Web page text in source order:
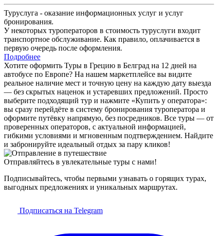
Туруслуга - оказание информационных услуг и услуг
бронирования.
У некоторых туроператоров в стоимость туруслуги входит
транспортное обслуживание. Как правило, оплачивается в
первую очередь после оформления.
Подробнее
Хотите оформить Туры в Грецию в Белград на 12 дней на
автобусе по Европе? На нашем маркетплейсе вы видите
реальное наличие мест и точную цену на каждую дату выезда
— без скрытых наценок и устаревших предложений. Просто
выберите подходящий тур и нажмите «Купить у оператора»:
вы сразу перейдёте в систему бронирования туроператора и
оформите путёвку напрямую, без посредников. Все туры — от
проверенных операторов, с актуальной информацией,
гибкими условиями и мгновенным подтверждением. Найдите
и забронируйте идеальный отдых за пару кликов!
Отправляйтесь в увлекательные туры с нами!
Подписывайтесь, чтобы первыми узнавать о горящих турах,
выгодных предложениях и уникальных маршрутах.
Подписаться на Telegram